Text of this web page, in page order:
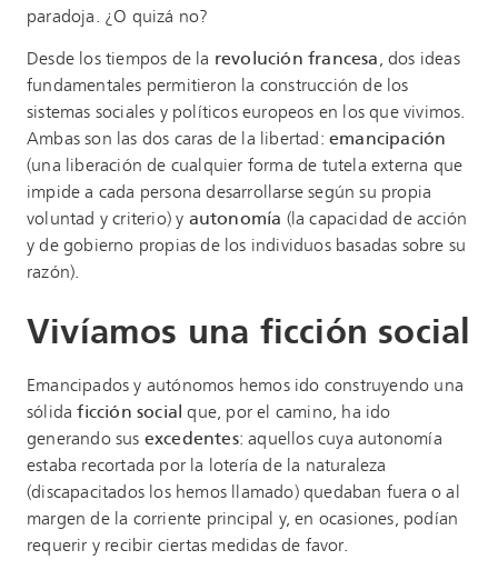
paradoja. ¿O quizá no?
Desde los tiempos de la revolución francesa , dos ideas
fundamentales permitieron la construcción de los
sistemas sociales y políticos europeos en los que vivimos.
Ambas son las dos caras de la libertad: emancipación
(una liberación de cualquier forma de tutela externa que
impide a cada persona desarrollarse según su propia
voluntad y criterio) y autonomía (la capacidad de acción
y de gobierno propias de los individuos basadas sobre su
razón).
Vivíamos una ficción social
Emancipados y autónomos hemos ido construyendo una
sólida ficción socialque, por el camino, ha ido
generando sus excedentes: aquellos cuya autonomía
estaba recortada por la lotería de la naturaleza
(discapacitados los hemos llamado) quedaban fuera o al
margen de la corriente principal y, en ocasiones, podían
requerir y recibir ciertas medidas de favor.